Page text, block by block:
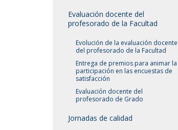
Evaluación docente del
profesorado de la Facultad
Evolución de la evaluación docente
del profesorado de la Facultad
Entrega de premios para animar la
participación en las encuestas de
satisfacción
Evaluación docente del
profesorado de Grado
Jornadas de calidad